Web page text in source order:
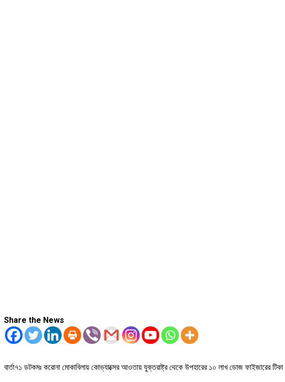
Share the News
বার্তা৭১ ডটকমঃ করোনা মোকাবিলায় কোভ্যাক্সের আওতায় যুক্তরাষ্ট্র থেকে উপহারের ১০ লাখ ডোজ ফাইজারের